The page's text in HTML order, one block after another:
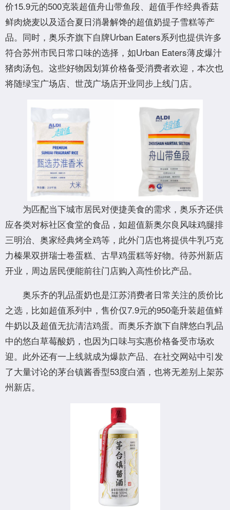
价15.9元的500克装超值舟山带鱼段、超值手作经典香菇
鲜肉烧麦以及适合夏日消暑解馋的超值奶提子雪糕等产
品。同时，奥乐齐旗下自牌Urban Eaters系列也提供许多
符合苏州市民日常口味的选择，如Urban Eaters薄皮爆汁
猪肉汤包。这些好物因划算价格备受消费者欢迎，本次也
将随绿宝广场店、世茂广场店开业同步上线门店。
为匹配当下城市居民对便捷美食的需求，奥乐齐还供
应各类对标社区食堂的食品，如超值新奥尔良风味鸡腿排
三明治、奥家经典烤全鸡等，此外门店也将提供牛乳巧克
力榛果双拼瑞士卷蛋糕、古早鸡蛋糕等好物。待苏州新店
开业，周边居民便能前往门店购入高性价比产品。
奥乐齐的乳品蛋奶也是江苏消费者日常关注的质价比
之选，比如超值系列中，售价仅7.9元的950毫升装超值鲜
牛奶以及超值无抗清洁鸡蛋。而奥乐齐旗下自牌悠白乳品
中的悠白草莓酸奶，也因为口味与实惠价格备受市场欢
迎。此外还有一上线就成为爆款产品、在社交网站中引发
了大量讨论的茅台镇酱香型53度白酒，也将无差别上架苏
州新店。